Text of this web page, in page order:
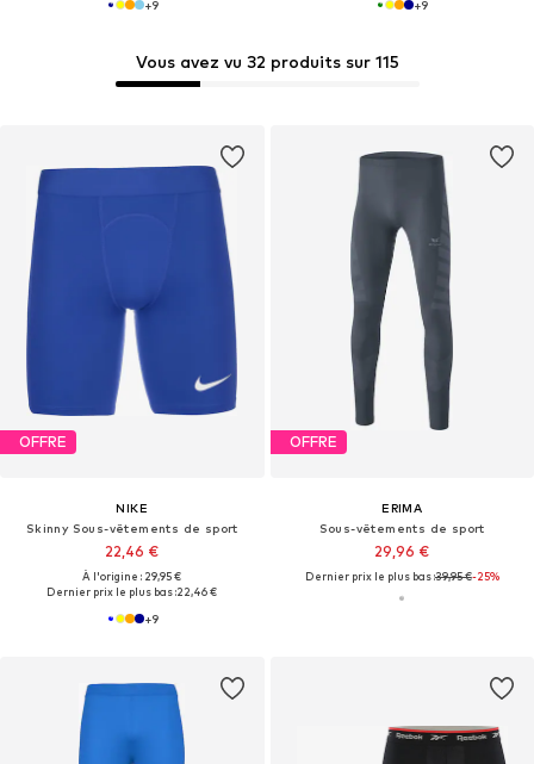
+9 +9
OFFRE
NIKE
Skinny Sous-vêtements de sport
22,46 €
À l'origine : 29,95 €
Dernier prix le plus bas :22,46 €
+9
Vous avez vu 32 produits sur 115
OFFRE
ERIMA
Sous-vêtements de sport
29,96 €
Dernier prix le plus bas :39,95 €-25%